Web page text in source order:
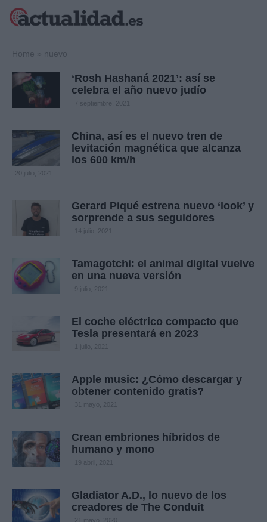
Política
Crónica
Economía
Viajes
Deportes
Gente
Home » nuevo
‘Rosh Hashaná 2021’: así se
celebra el año nuevo judío
7 septiembre, 2021
China, así es el nuevo tren de
levitación magnética que alcanza
los 600 km/h
Gerard Piqué estrena nuevo ‘look’ y
sorprende a sus seguidores
14 julio, 2021
Tamagotchi: el animal digital vuelve
en una nueva versión
El coche eléctrico compacto que
Tesla presentará en 2023
Apple music: ¿Cómo descargar y
obtener contenido gratis?
31 mayo, 2021
Crean embriones híbridos de
humano y mono
19 abril, 2021
Gladiator A.D., lo nuevo de los
creadores de The Conduit
21 mayo, 2020